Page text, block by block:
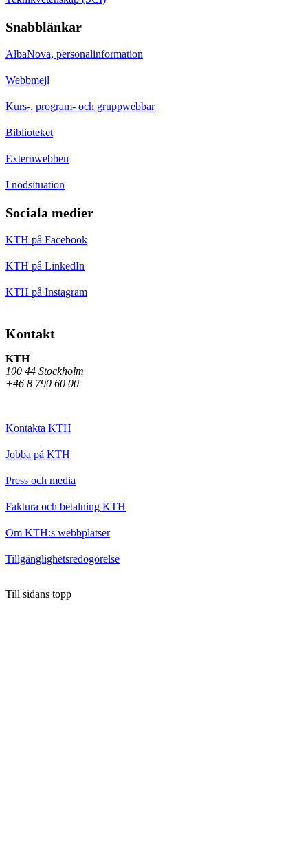
Snabblänkar
AlbaNova, personalinformation
Webbmejl
Kurs-, program- och gruppwebbar
Biblioteket
Externwebben
I nödsituation
Sociala medier
KTH på Facebook
KTH på LinkedIn
KTH på Instagram
Kontakt
KTH
100 44 Stockholm
+46 8 790 60 00
Kontakta KTH
Jobba på KTH
Press och media
Faktura och betalning KTH
Om KTH:s webbplatser
Tillgänglighetsredogörelse
Till sidans topp